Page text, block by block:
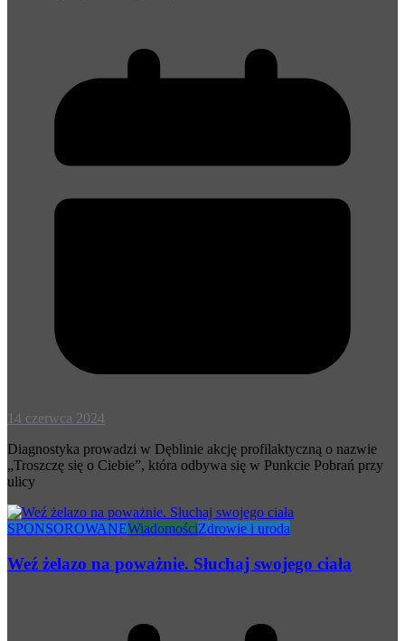
14 czerwca 2024
Diagnostyka prowadzi w Dęblinie akcję profilaktyczną o nazwie
„Troszczę się o Ciebie”, która odbywa się w Punkcie Pobrań przy
ulicy
SPONSOROWANEWiadomościZdrowie i uroda
Weź żelazo na poważnie. Słuchaj swojego ciała